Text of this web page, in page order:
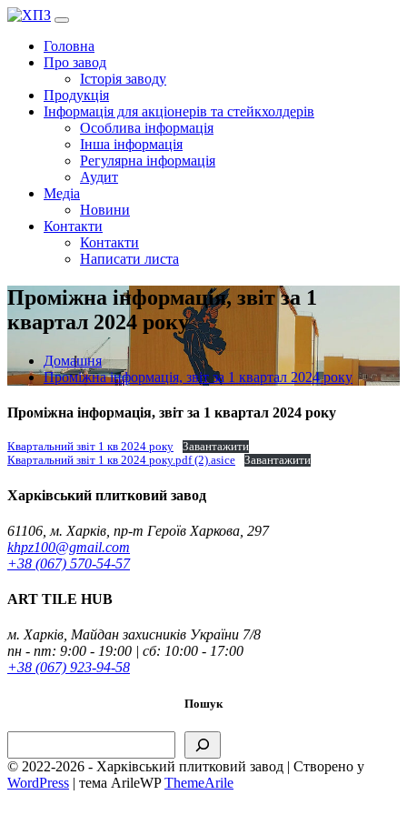
Перейти
вмістуГоловна
Про завод
Історія заводу
Продукція
Інформація для акціонерів та стейкхолдерів
Особлива інформація
Інша інформація
Регулярна інформація
Аудит
Медіа
Новини
Контакти
Контакти
Написати листа
Проміжна інформація, звіт за 1
квартал 2024 року
Домашня
Проміжна інформація, звіт за 1 квартал 2024 року
Проміжна інформація, звіт за 1 квартал 2024 року
Квартальний звіт 1 кв 2024 року
Завантажити
Квартальний звіт 1 кв 2024 року.pdf (2).asice
Завантажити
Харківський плитковий завод
61106, м. Харків, пр-т Героїв Харкова, 297
khpz100@gmail.com
+38 (067) 570-54-57
ART TILE HUB
м. Харків, Майдан захисників України 7/8
пн - пт: 9:00 - 19:00 | сб: 10:00 - 17:00
+38 (067) 923-94-58
Пошук
© 2022-2026 - Харківський плитковий завод | Створено у
WordPress | тема ArileWPThemeArile